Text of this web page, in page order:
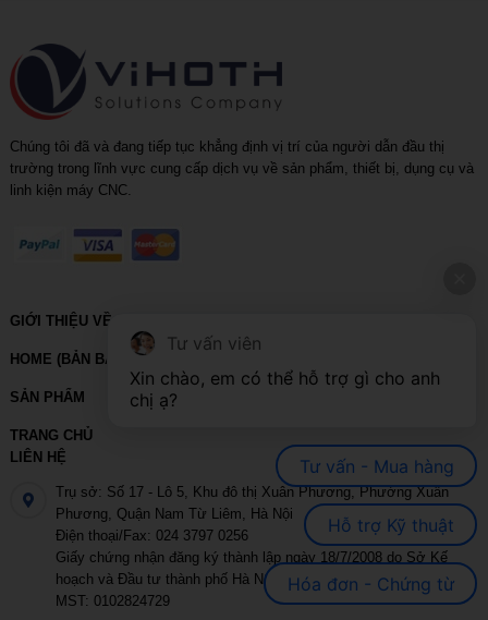
Chúng tôi đã và đang tiếp tục khẳng định vị trí của người dẫn đầu thị
trường trong lĩnh vực cung cấp dịch vụ về sản phẩm, thiết bị, dụng cụ và
linh kiện máy CNC.
GIỚI THIỆU VỀ VIHOTH
HOME (BẢN BACKUP – VUI LÒNG KHÔNG SỬA XÓA)
SẢN PHẨM
TRANG CHỦ
LIÊN HỆ
Trụ sở: Số 17 - Lô 5, Khu đô thị Xuân Phương, Phường Xuân
Phương, Quận Nam Từ Liêm, Hà Nội
Điện thoại/Fax: 024 3797 0256
Giấy chứng nhận đăng ký thành lập ngày 18/7/2008 do Sở Kế
hoạch và Đầu tư thành phố Hà Nội cấp
MST: 0102824729
Tư vấn viên
Xin chào, em có thể hỗ trợ gì cho anh
chị ạ?
Tư vấn - Mua hàng
Hỗ trợ Kỹ thuật
Hóa đơn - Chứng từ